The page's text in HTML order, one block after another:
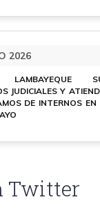
2026
LAMBAYEQUE
JUDICIALES Y
DE INTERNOS EN
Twitter